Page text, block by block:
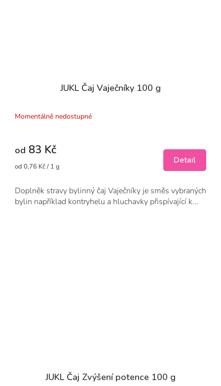
JUKL Čaj Vaječníky 100 g
Momentálně nedostupné
od 83 Kč
Měrná
od 0,76 Kč / 1 g
Detail
Doplněk stravy bylinný čaj Vaječníky je směs vybraných
bylin například kontryhelu a hluchavky přispívající k...
JUKL Čaj Zvýšení potence 100 g